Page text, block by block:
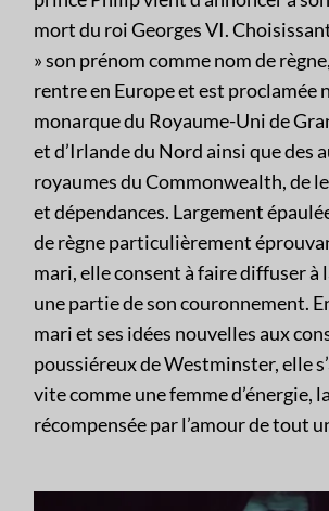
mort du roi Georges VI.
» son prénom comme nom de
rentre en Europe et est proclamée
monarque du Royaume-Uni de
et d’Irlande du Nord ainsi que des
royaumes du Commonwealth, de
et dépendances. Largement
de règne particulièrement
mari, elle consent à faire diffuser à
une partie de son couronnement.
mari et ses idées nouvelles aux
poussiéreux de Westminster, elle
vite comme une femme d’énergie,
récompensée par l’amour de tout